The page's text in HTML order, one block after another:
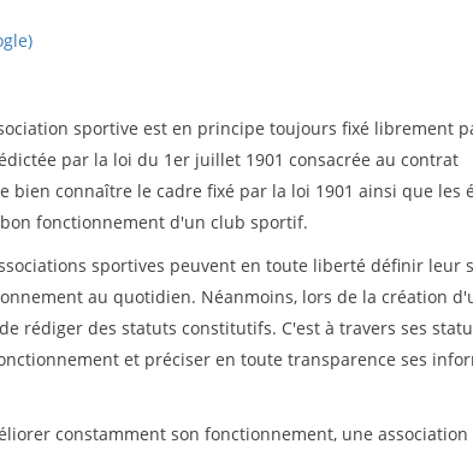
sportive est en principe toujours fixé librement
par la loi du 1er juillet 1901 consacrée au contrat
bien connaître le cadre fixé par la loi 1901 ainsi que les
fonctionnement d'un club sportif.
sportives peuvent en toute liberté définir leur
au quotidien. Néanmoins, lors de la création
rédiger des statuts constitutifs. C'est à travers ses
et préciser en toute transparence ses
constamment son fonctionnement, une association